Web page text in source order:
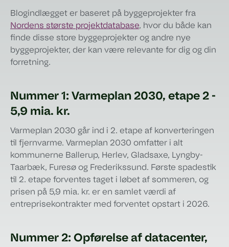
Blogindlægget er baseret på byggeprojekter fra
Nordens største projektdatabase, hvor du både kan
finde disse store byggeprojekter og andre nye
byggeprojekter, der kan være relevante for dig og din
forretning.
Nummer 1: Varmeplan 2030, etape 2 -
5,9 mia. kr.
Varmeplan 2030 går ind i 2. etape af konverteringen
til fjernvarme. Varmeplan 2030 omfatter i alt
kommunerne Ballerup, Herlev, Gladsaxe, Lyngby-
Taarbæk, Furesø og Frederikssund. Første spadestik
til 2. etape forventes taget i løbet af sommeren, og
prisen på 5,9 mia. kr. er en samlet værdi af
entreprisekontrakter med forventet opstart i 2026.
Nummer 2: Opførelse af datacenter,